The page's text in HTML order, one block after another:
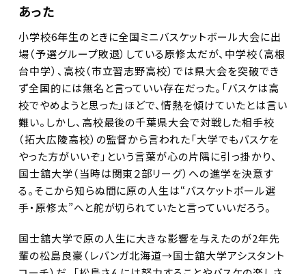
あった
小学校6年生のときに全国ミニバスケットボール大会に出
場（予選グループ敗退）している原修太だが、中学校（高根
台中学）、高校（市立習志野高校）では県大会を突破でき
ず全国的には無名と言っていい存在だった。「バスケは高
校でやめようと思った」ほどで、情熱を傾けていたとは言い
難い。しかし、高校最後の千葉県大会で対戦した相手校
（拓大広陵高校）の監督から言われた「大学でもバスケを
やった方がいいぞ」という言葉が心の片隅に引っ掛かり、
国士舘大学（当時は関東２部リーグ）への進学を決意す
る。そこから知らぬ間に原の人生は“バスケットボール選
手・原修太”へと舵が切られていたと言っていいだろう。
国士舘大学で原の人生に大きな影響を与えたのが2年先
輩の松島良豪（レバンガ北海道→国士舘大学アシスタント